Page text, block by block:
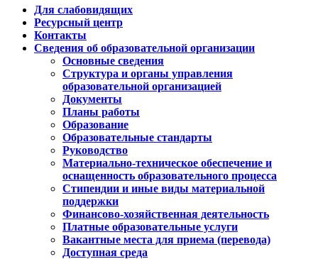
Для слабовидящих
Ресурсный центр
Контакты
Сведения об образовательной организации
Основные сведения
Структура и органы управления
образовательной организацией
Документы
Планы работы
Образование
Образовательные стандарты
Руководство
Материально-техническое обеспечение и
оснащенность образовательного процесса
Стипендии и иные виды материальной
поддержки
Финансово-хозяйственная деятельность
Платные образовательные услуги
Вакантные места для приема (перевода)
Доступная среда